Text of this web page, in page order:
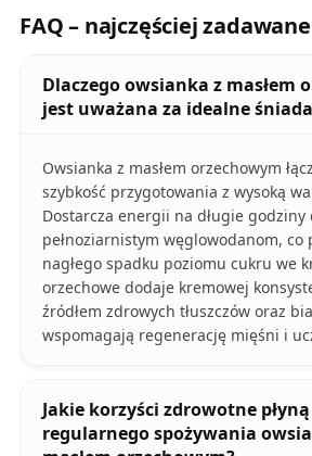
FAQ – najczęściej
Dlaczego owsianka z masłem
jest uważana za idealne
Owsianka z masłem orzechowym
szybkość przygotowania z wysoką
Dostarcza energii na długie godziny
pełnoziarnistym węglowodanom, co
nagłego spadku poziomu cukru we
orzechowe dodaje kremowej
źródłem zdrowych tłuszczów oraz
wspomagają regenerację mięśni i
Jakie korzyści zdrowotne
regularnego spożywania